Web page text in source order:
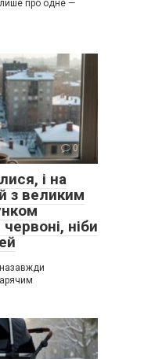
лише про одне —
0
і на
з великим
ніби
назавжди